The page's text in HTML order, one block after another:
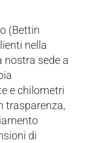
(Bettin
nella
nostra sede a
e chilometri
trasparenza,
di